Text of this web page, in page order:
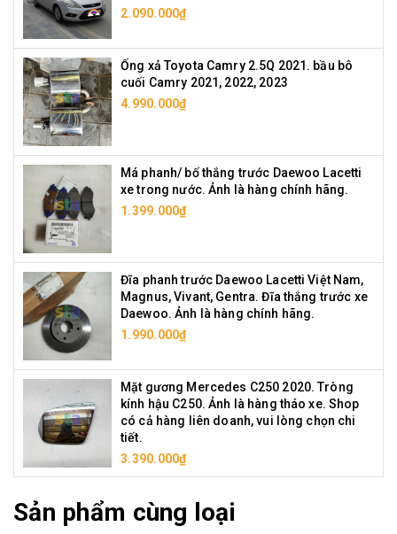
2.090.000₫
Ống xả Toyota Camry 2.5Q 2021. bầu bô
cuối Camry 2021, 2022, 2023
4.990.000₫
Má phanh/ bố thắng trước Daewoo Lacetti
xe trong nước. Ảnh là hàng chính hãng.
1.399.000₫
Đĩa phanh trước Daewoo Lacetti Việt Nam,
Magnus, Vivant, Gentra. Đĩa thắng trước xe
Daewoo. Ảnh là hàng chính hãng.
1.990.000₫
Mặt gương Mercedes C250 2020. Tròng
kính hậu C250. Ảnh là hàng tháo xe. Shop
có cả hàng liên doanh, vui lòng chọn chi
tiết.
3.390.000₫
Sản phẩm cùng loại